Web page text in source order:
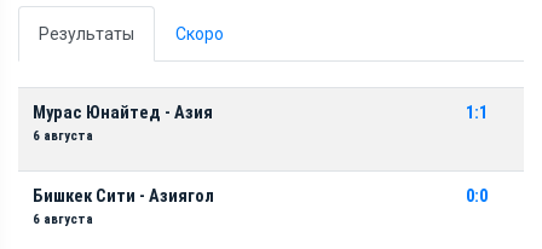
Результаты Скоро
Мурас Юнайтед - Азия
6 августа
1:1
Бишкек Сити - Азиягол
6 августа
0:0